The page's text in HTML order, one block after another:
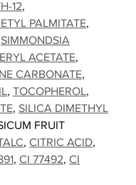
12
PALMITATE
SIMMONDSIA
ACETATE
CARBONATE
TOCOPHEROL
SILICA DIMETHYL
FRUIT
CITRIC ACID
CI 77492 CI